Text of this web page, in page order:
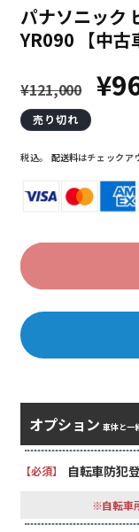
パナソニック
YR090 【中古
通
常
価
格
¥121,000
セ
ル
価
格
売り切れ
税込。 配送料はチェックア
オプション車体と一
【必須】 自転車防犯
※自転車